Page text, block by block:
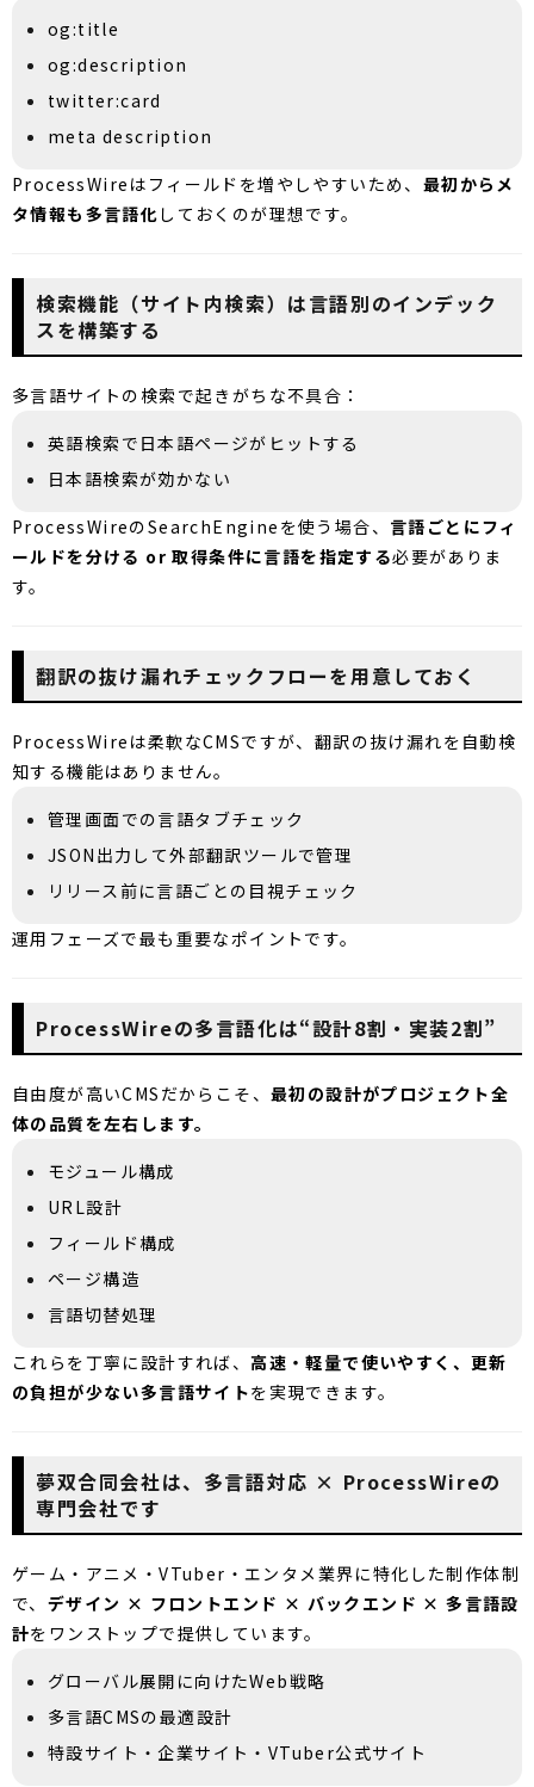
og:title
og:description
twitter:card
meta description
ProcessWireはフィールドを増やしやすいため、 最初からメ
タ情報も多言語化 しておくのが理想です。
検索機能（サイト内検索）は言語別のインデック
スを構築する
多言語サイトの検索で起きがちな不具合：
英語検索で日本語ページがヒットする
日本語検索が効かない
ProcessWireのSearchEngineを使う場合、 言語ごとにフィ
ールドを分ける or 取得条件に言語を指定する必要がありま
す。
翻訳の抜け漏れチェックフローを用意しておく
ProcessWireは柔軟なCMSですが、翻訳の抜け漏れを自動検
知する機能はありません。
管理画面での言語タブチェック
JSON出力して外部翻訳ツールで管理
リリース前に言語ごとの目視チェック
運用フェーズで最も重要なポイントです。
ProcessWireの多言語化は“設計8割・実装2割”
自由度が高いCMSだからこそ、 最初の設計がプロジェクト全
体の品質を左右します。
モジュール構成
URL設計
フィールド構成
ページ構造
言語切替処理
これらを丁寧に設計すれば、高速・軽量で使いやすく、更新
の負担が少ない多言語サイトを実現できます。
夢双合同会社は、多言語対応 × ProcessWireの
専門会社です
ゲーム・アニメ・VTuber・エンタメ業界に特化した制作体制
で、 デザイン × フロントエンド × バックエンド × 多言語設
計をワンストップで提供しています。
グローバル展開に向けたWeb戦略
多言語CMSの最適設計
特設サイト・企業サイト・VTuber公式サイト